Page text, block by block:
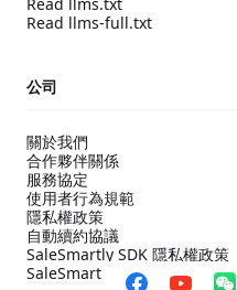
Read llms-full.txt
公司
關於我們
合作夥伴關係
服務協定
使用者行為規範
隱私權政策
自動續約協議
SaleSmartly SDK 隱私權政策
SaleSmartly SDK 合規配置指引